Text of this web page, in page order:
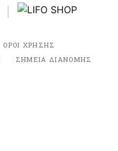
ΟΡΟΙ ΧΡΗΣΗΣ
ΣΗΜΕΙΑ ΔΙΑΝΟΜΗΣ